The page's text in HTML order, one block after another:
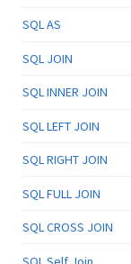
SQL AS
SQL JOIN
SQL INNER JOIN
SQL LEFT JOIN
SQL RIGHT JOIN
SQL FULL JOIN
SQL CROSS JOIN
SQL Self Join